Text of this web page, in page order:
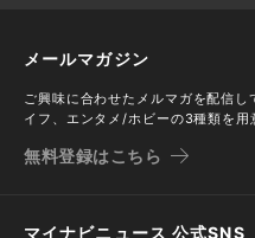
メールマガジン
ご興味に合わせたメルマガを配信
イフ、エンタメ/ホビーの3種類を用
無料登録はこちら
マイナビニュース 公式SNS